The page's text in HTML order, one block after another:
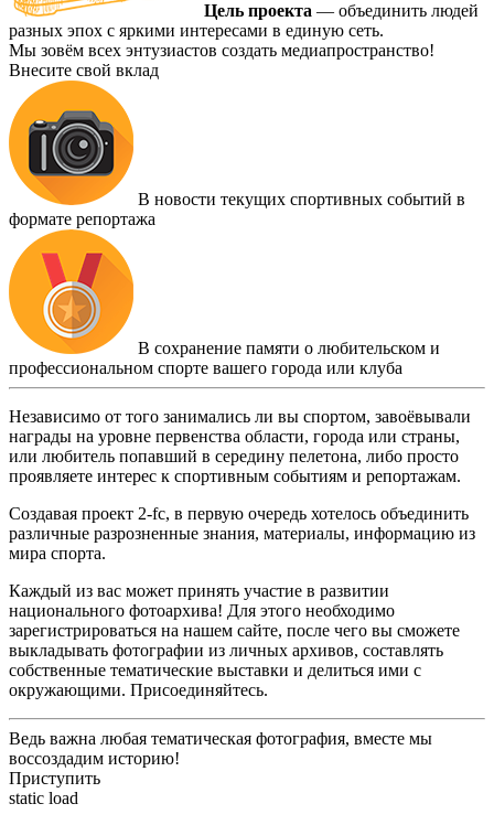
Цель проекта — объединить людей
разных эпох с яркими интересами в единую сеть.
Мы зовём всех энтузиастов создать медиапространство!
Внесите свой вклад
В новости текущих спортивных событий в
формате репортажа
В сохранение памяти о любительском и
профессиональном спорте вашего города или клуба
Независимо от того занимались ли вы спортом, завоёвывали
награды на уровне первенства области, города или страны,
или любитель попавший в середину пелетона, либо просто
проявляете интерес к спортивным событиям и репортажам.
Создавая проект 2-fc, в первую очередь хотелось объединить
различные разрозненные знания, материалы, информацию из
мира спорта.
Каждый из вас может принять участие в развитии
национального фотоархива! Для этого необходимо
зарегистрироваться на нашем сайте, после чего вы сможете
выкладывать фотографии из личных архивов, составлять
собственные тематические выставки и делиться ими с
окружающими. Присоединяйтесь.
Ведь важна любая тематическая фотография, вместе мы
воссоздадим историю!
Приступить
static load